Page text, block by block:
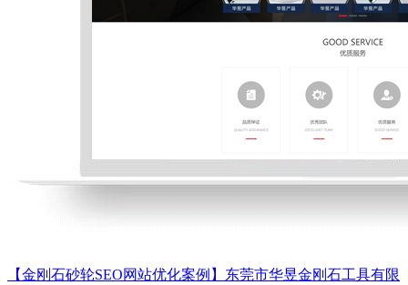
【金刚石砂轮SEO网站优化案例】东莞市华昱金刚石工具有限